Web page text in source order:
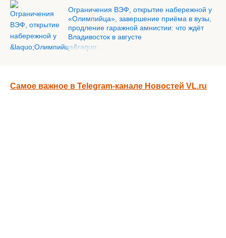
Ограничения ВЭФ, открытие набережной у
«Олимпийца», завершение приёма в вузы,
продление гаражной амнистии: что ждёт
Владивосток в августе
Самое важное в Telegram-канале Новостей VL.ru